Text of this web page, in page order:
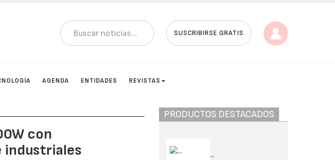
SUSCRIBIRSE GRATIS
AGENDA ENTIDADES REVISTAS
con
industriales
PRODUCTOS DESTACADOS
...